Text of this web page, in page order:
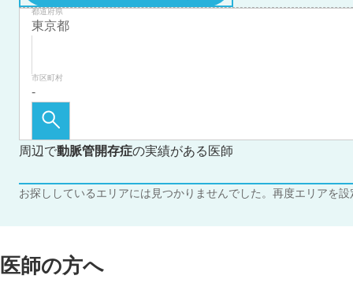
都道府県
市区町村
周辺で動脈管開存症の実績がある医師
お探ししているエリアには見つかりませんでした。再度エリアを
医師の方へ